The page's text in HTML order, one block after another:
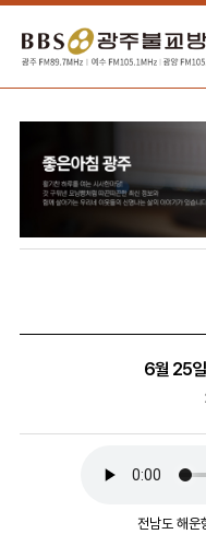
6월 25
전남도 해운